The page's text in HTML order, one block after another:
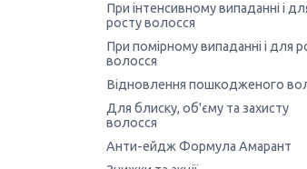
При інтенсивному випаданні і
росту волосся
При помірному випаданні і для
волосся
Відновлення пошкодженого
Для блиску, об'єму та захисту
волосся
Анти-ейдж Формула Амарант